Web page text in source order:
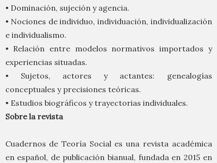
• Dominación, sujeción y agencia.
• Nociones de individuo, individuación, individualización
e individualismo.
• Relación entre modelos normativos importados y
experiencias situadas.
• Sujetos, actores y actantes: genealogías
conceptuales y precisiones teóricas.
• Estudios biográficos y trayectorias individuales.
Sobre la revista
Cuadernos de Teoría Social es una revista académica
en español, de publicación bianual, fundada en 2015 en